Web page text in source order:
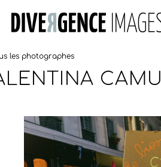
les photographes
CAMU